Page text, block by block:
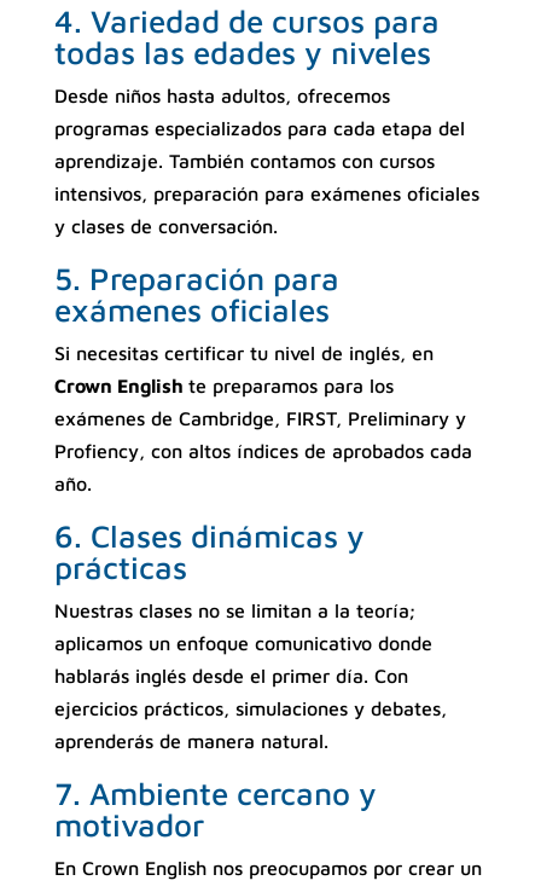
4. Variedad de cursos para
todas las edades y niveles
Desde niños hasta adultos, ofrecemos
programas especializados para cada etapa del
aprendizaje. También contamos con cursos
intensivos, preparación para exámenes oficiales
y clases de conversación.
5. Preparación para
exámenes oficiales
Si necesitas certificar tu nivel de inglés, en
Crown English te preparamos para los
exámenes de Cambridge, FIRST, Preliminary y
Profiency, con altos índices de aprobados cada
año.
6. Clases dinámicas y
prácticas
Nuestras clases no se limitan a la teoría;
aplicamos un enfoque comunicativo donde
hablarás inglés desde el primer día. Con
ejercicios prácticos, simulaciones y debates,
aprenderás de manera natural.
7. Ambiente cercano y
motivador
En Crown English nos preocupamos por crear un